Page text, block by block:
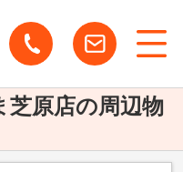
芝原店の周辺物